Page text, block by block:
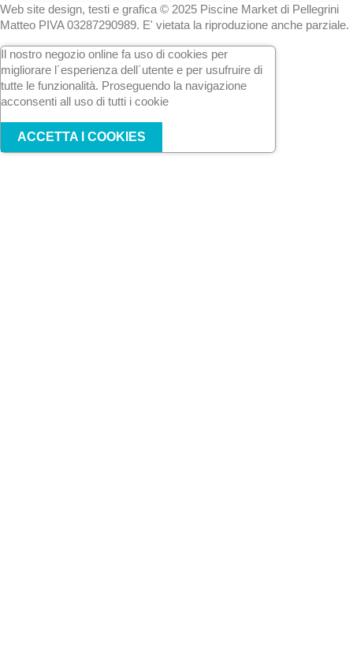
Web site design, testi e grafica © 2025 Piscine Market di Pellegrini
Matteo PIVA 03287290989. E' vietata la riproduzione anche parziale.
Il nostro negozio online fa uso di cookies per
migliorare l´esperienza dell´utente e per usufruire di
tutte le funzionalità. Proseguendo la navigazione
acconsenti all uso di tutti i cookie
ACCETTA I COOKIES